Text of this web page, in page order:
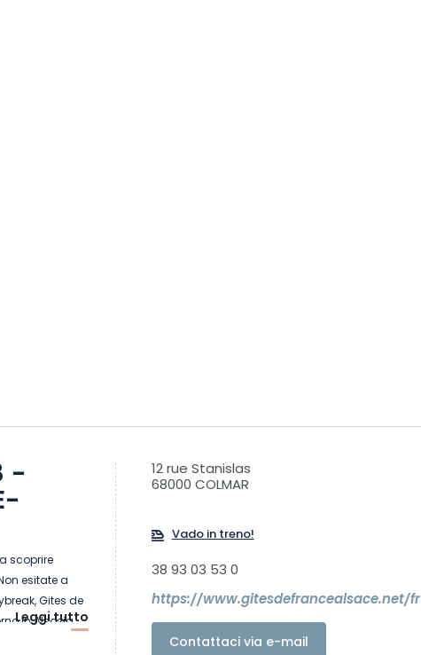
-
scoprire
esitate a
Gites de
in Alsazia
Leggi tutto
12 rue Stanislas
68000 COLMAR
Vado in treno!
38 93 03 53 0
https://www.gitesdefrancealsace.net/fr
Contattaci via e-mail